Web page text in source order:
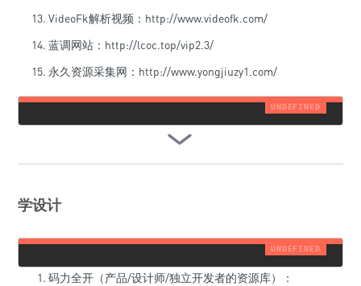
VideoFk解析视频：http://www.videofk.com/
蓝调网站：http://lcoc.top/vip2.3/
永久资源采集网：http://www.yongjiuzy1.com/
学设计
码力全开（产品/设计师/独立开发者的资源库）：